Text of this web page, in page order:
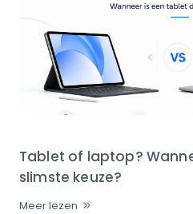
Tablet of laptop?
slimste keuze?
Meer lezen